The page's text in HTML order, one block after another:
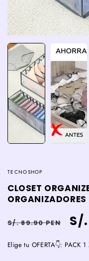
TECNOSHOP
CLOSET
Precio
habitual
S/. 89.90 PEN
de
S/
Elige tu OFERTA👇: PACK